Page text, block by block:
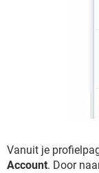
Vanuit je
Account. Door